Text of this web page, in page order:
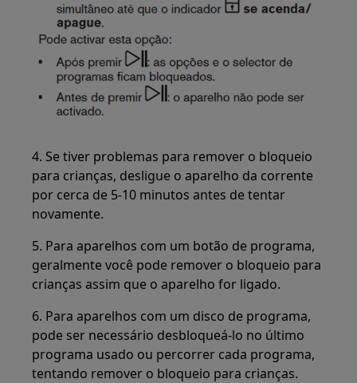
4. Se tiver problemas para remover o bloqueio
para crianças, desligue o aparelho da corrente
por cerca de 5-10 minutos antes de tentar
novamente.
5. Para aparelhos com um botão de programa,
geralmente você pode remover o bloqueio para
crianças assim que o aparelho for ligado.
6. Para aparelhos com um disco de programa,
pode ser necessário desbloqueá-lo no último
programa usado ou percorrer cada programa,
tentando remover o bloqueio para crianças.